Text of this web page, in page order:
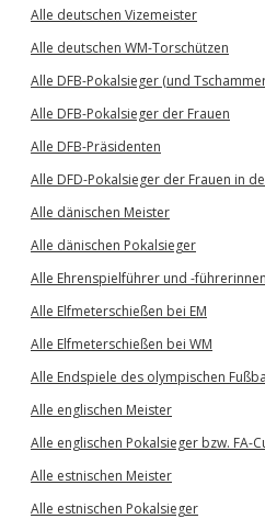
Alle deutschen Vizemeister
Alle deutschen WM-Torschützen
Alle DFB-Pokalsieger (und
Alle DFB-Pokalsieger der Frauen
Alle DFB-Präsidenten
Alle DFD-Pokalsieger der Frauen in
Alle dänischen Meister
Alle dänischen Pokalsieger
Alle Ehrenspielführer und -
Alle Elfmeterschießen bei EM
Alle Elfmeterschießen bei WM
Alle Endspiele des olympischen
Alle englischen Meister
Alle englischen Pokalsieger bzw. FA-
Alle estnischen Meister
Alle estnischen Pokalsieger